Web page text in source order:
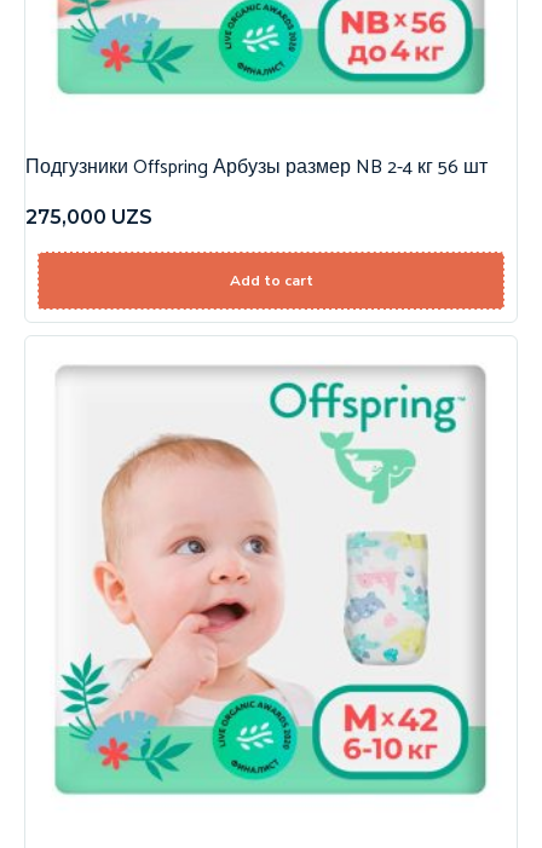
Подгузники Offspring Арбузы размер NB 2-4 кг 56 шт
275,000 UZS
Add to cart